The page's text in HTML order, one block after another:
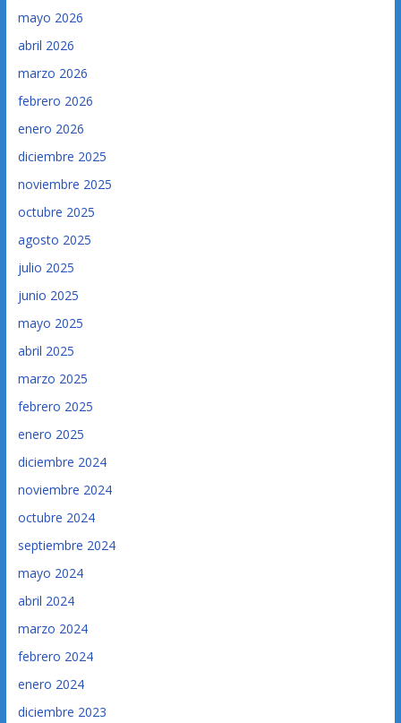
mayo 2026
abril 2026
marzo 2026
febrero 2026
enero 2026
diciembre 2025
noviembre 2025
octubre 2025
agosto 2025
julio 2025
junio 2025
mayo 2025
abril 2025
marzo 2025
febrero 2025
enero 2025
diciembre 2024
noviembre 2024
octubre 2024
septiembre 2024
mayo 2024
abril 2024
marzo 2024
febrero 2024
enero 2024
diciembre 2023